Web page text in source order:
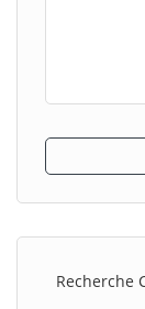
Recherche